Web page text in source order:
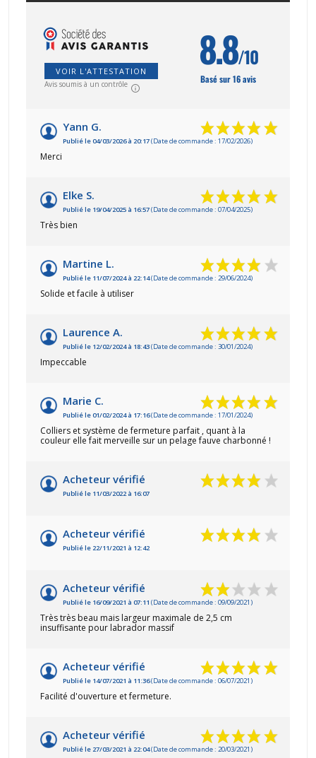
VOIR L'ATTESTATION
Avis soumis à un contrôle
8.8/10
Basé sur 16 avis
Yann G.
Publié le 04/03/2026 à 20:17(Date de commande : 17/02/2026)
Merci
Elke S.
Publié le 19/04/2025 à 16:57(Date de commande : 07/04/2025)
Très bien
Martine L.
Publié le 11/07/2024 à 22:14(Date de commande : 29/06/2024)
Solide et facile à utiliser
Laurence A.
Publié le 12/02/2024 à 18:43(Date de commande : 30/01/2024)
Impeccable
Marie C.
Publié le 01/02/2024 à 17:16(Date de commande : 17/01/2024)
Colliers et système de fermeture parfait , quant à la
couleur elle fait merveille sur un pelage fauve charbonné !
Acheteur vérifié
Publié le 11/03/2022 à 16:07
Acheteur vérifié
Publié le 22/11/2021 à 12:42
Acheteur vérifié
Publié le 16/09/2021 à 07:11 (Date de commande : 09/09/2021)
Très très beau mais largeur maximale de 2,5 cm
insuffisante pour labrador massif
Acheteur vérifié
Publié le 14/07/2021 à 11:36(Date de commande : 06/07/2021)
Facilité d'ouverture et fermeture.
Acheteur vérifié
Publié le 27/03/2021 à 22:04(Date de commande : 20/03/2021)